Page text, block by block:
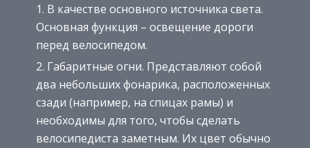
В качестве основного источника света.
Основная функция – освещение дороги
перед велосипедом.
Габаритные огни. Представляют собой
два небольших фонарика, расположенных
сзади (например, на спицах рамы) и
необходимы для того, чтобы сделать
велосипедиста заметным. Их цвет обычно